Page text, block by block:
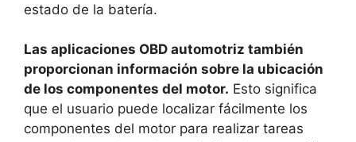
estado de la batería.
Las aplicaciones OBD automotriz también
proporcionan información sobre la ubicación
de los componentes del motor. Esto significa
que el usuario puede localizar fácilmente los
componentes del motor para realizar tareas